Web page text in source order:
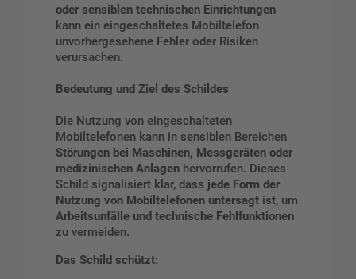
oder sensiblen technischen Einrichtungen
kann ein eingeschaltetes Mobiltelefon
unvorhergesehene Fehler oder Risiken
verursachen.
Bedeutung und Ziel des Schildes
Die Nutzung von eingeschalteten
Mobiltelefonen kann in sensiblen Bereichen
Störungen bei Maschinen, Messgeräten oder
medizinischen Anlagen hervorrufen. Dieses
Schild signalisiert klar, dass jede Form der
Nutzung von Mobiltelefonen untersagt ist, um
Arbeitsunfälle und technische Fehlfunktionen
zu vermeiden.
Das Schild schützt: